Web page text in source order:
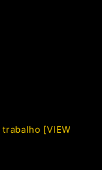
trabalho [VIEW